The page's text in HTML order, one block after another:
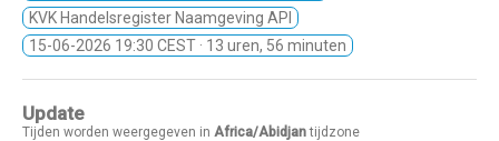
KVK Handelsregister Naamgeving API
15-06-2026 19:30 CEST · 13 uren, 56 minuten
Update
Tijden worden weergegeven in Africa/Abidjantijdzone